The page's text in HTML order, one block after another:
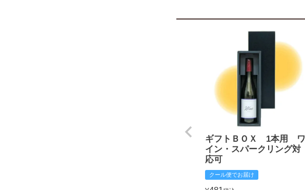
ギフトＢＯＸ 1本用 ワ
イン・スパークリング対
応可
クール便でお届け